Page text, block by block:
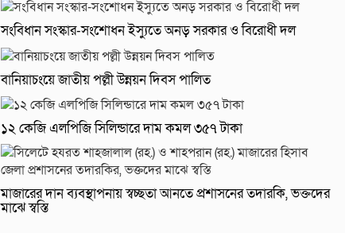
সংবিধান সংস্কার-সংশোধন ইস্যুতে অনড় সরকার ও বিরোধী দল
বানিয়াচংয়ে জাতীয় পল্লী উন্নয়ন দিবস পালিত
১২ কেজি এলপিজি সিলিন্ডারে দাম কমল ৩৫৭ টাকা
মাজারের দান ব্যবস্থাপনায় স্বচ্ছতা আনতে প্রশাসনের তদারকি, ভক্তদের
মাঝে স্বস্তি